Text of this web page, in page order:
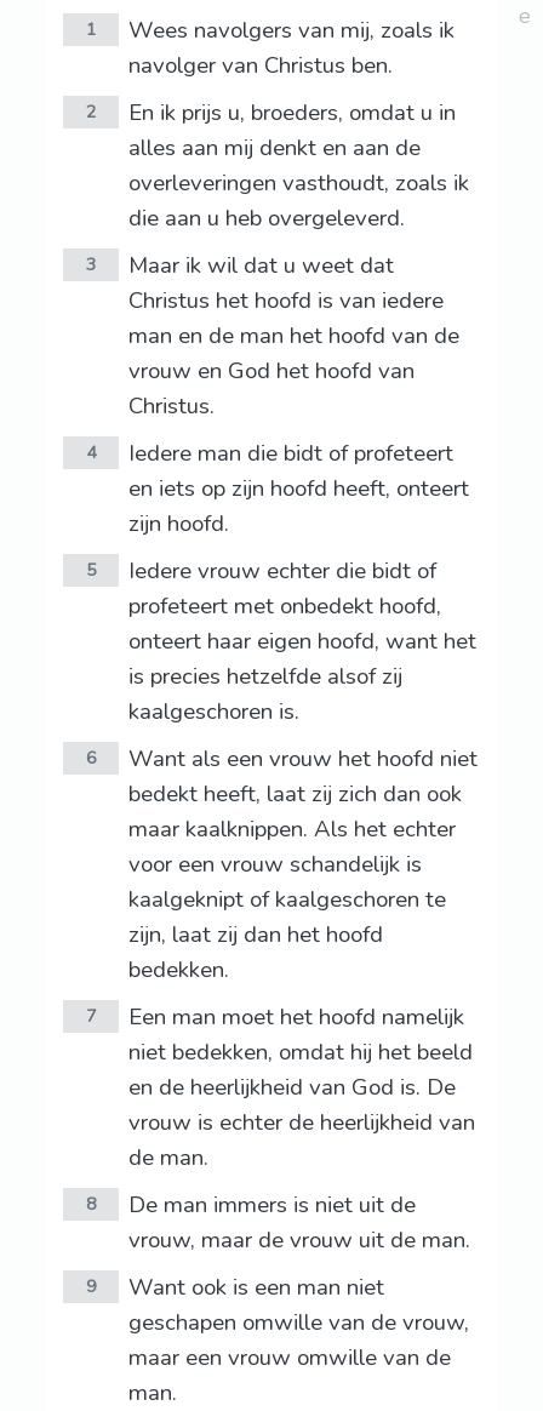
1
Wees navolgers van mij, zoals ik
navolger van Christus ben.
2
En ik prijs u, broeders, omdat u in
alles aan mij denkt en aan de
overleveringen vasthoudt, zoals ik
die aan u heb overgeleverd.
3
Maar ik wil dat u weet dat
Christus het hoofd is van iedere
man en de man het hoofd van de
vrouw en God het hoofd van
Christus.
4
Iedere man die bidt of profeteert
en iets op zijn hoofd heeft, onteert
zijn hoofd.
5
Iedere vrouw echter die bidt of
profeteert met onbedekt hoofd,
onteert haar eigen hoofd, want het
is precies hetzelfde alsof zij
kaalgeschoren is.
6
Want als een vrouw het hoofd niet
bedekt heeft, laat zij zich dan ook
maar kaalknippen. Als het echter
voor een vrouw schandelijk is
kaalgeknipt of kaalgeschoren te
zijn, laat zij dan het hoofd
bedekken.
7
Een man moet het hoofd namelijk
niet bedekken, omdat hij het beeld
en de heerlijkheid van God is. De
vrouw is echter de heerlijkheid van
de man.
8
De man immers is niet uit de
vrouw, maar de vrouw uit de man.
9
Want ook is een man niet
geschapen omwille van de vrouw,
maar een vrouw omwille van de
man.
e